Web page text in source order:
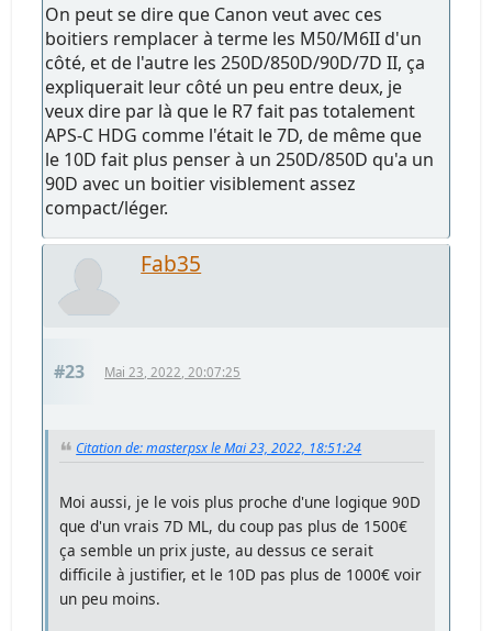
On peut se dire que Canon veut avec ces
boitiers remplacer à terme les M50/M6II d'un
côté, et de l'autre les 250D/850D/90D/7D II, ça
expliquerait leur côté un peu entre deux, je
veux dire par là que le R7 fait pas totalement
APS-C HDG comme l'était le 7D, de même que
le 10D fait plus penser à un 250D/850D qu'a un
90D avec un boitier visiblement assez
compact/léger.
Fab35
#23 Mai 23, 2022, 20:07:25
Citation de: masterpsx le Mai 23, 2022, 18:51:24
Moi aussi, je le vois plus proche d'une logique 90D
que d'un vrais 7D ML, du coup pas plus de 1500€
ça semble un prix juste, au dessus ce serait
difficile à justifier, et le 10D pas plus de 1000€ voir
un peu moins.